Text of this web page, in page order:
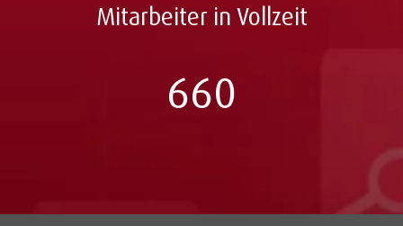
Mitarbeiter in Vollzeit
660